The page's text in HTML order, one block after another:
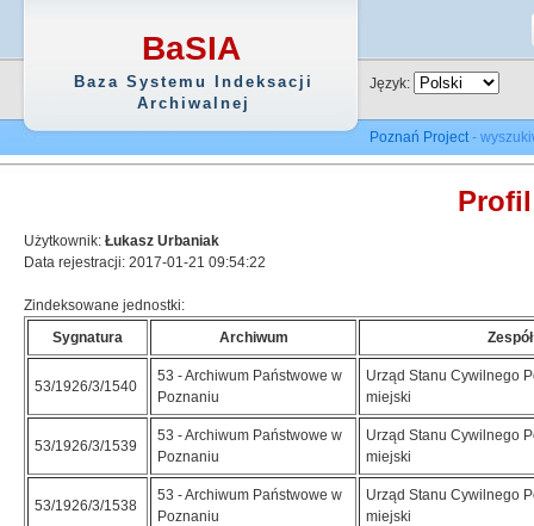
BaSIA
Baza Systemu Indeksacji
Archiwalnej
Język:
Poznań Project-
Użytkownik: Łukasz Urbaniak
Data rejestracji: 2017-01-21 09:54:22
Zindeksowane jednostki:
Sygnatura
Archiwum Zespół
53/1926/3/1540
53 - Archiwum Państwowe w
Poznaniu
Urząd Stanu Cywilnego
miejski
53/1926/3/1539
53 - Archiwum Państwowe w
Poznaniu
Urząd Stanu Cywilnego
miejski
53/1926/3/1538
53 - Archiwum Państwowe w
Poznaniu
Urząd Stanu Cywilnego
miejski